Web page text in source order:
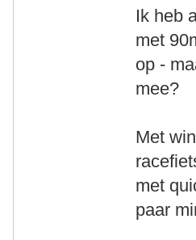
Ik heb
met
op -
mee?
Met
met
paar